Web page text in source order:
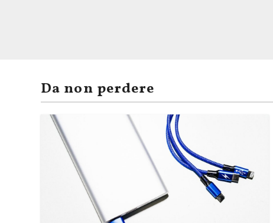
Da non perdere